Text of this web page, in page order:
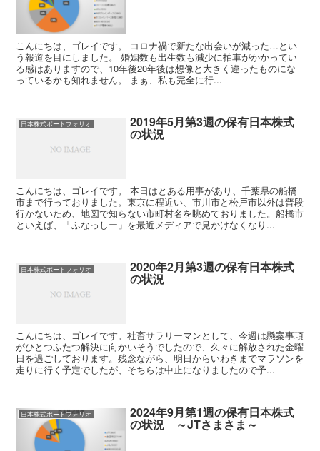
こんにちは、ゴレイです。 コロナ禍で新たな出会いが減った…とい
う報道を目にしました。 婚姻数も出生数も減少に拍車がかかってい
る感はありますので、10年後20年後は想像と大きく違ったものにな
っているかも知れません。 まぁ、私も完全に行...
日本株式ポートフォリオ 2019年5月第3週の保有日本株式
の状況
こんにちは、ゴレイです。 本日はとある用事があり、千葉県の船橋
市まで行っておりました。東京に程近い、市川市と松戸市以外は普段
行かないため、地図で知らない市町村名を眺めておりました。船橋市
といえば、「ふなっしー」を最近メディアで見かけなくなり...
日本株式ポートフォリオ 2020年2月第3週の保有日本株式
の状況
こんにちは、ゴレイです。社畜サラリーマンとして、今週は懸案事項
がひとつふたつ解決に向かいそうでしたので、久々に解放された金曜
日を過ごしております。残念ながら、明日からいわきまでマラソンを
走りに行く予定でしたが、そちらは中止になりましたので予...
日本株式ポートフォリオ 2024年9月第1週の保有日本株式
の状況 ～JTさまさま～